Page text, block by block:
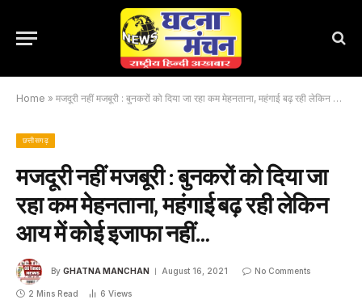
Home » मजदूरी नहीं मजबूरी : बुनकरों को दिया जा रहा कम मेहनताना, महंगाई बढ़ रही लेकिन आय में कोई इजाफा नहीं…
छत्तीसगढ़
मजदूरी नहीं मजबूरी : बुनकरों को दिया जा
रहा कम मेहनताना, महंगाई बढ़ रही लेकिन
आय में कोई इजाफा नहीं…
By GHATNA MANCHAN August 16, 2021 No Comments
2 Mins Read 6 Views